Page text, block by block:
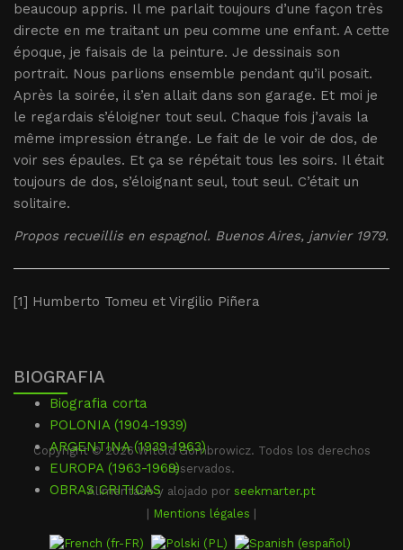
beaucoup appris. Il me parlait toujours d’une façon très
directe en me traitant un peu comme une enfant. A cette
époque, je faisais de la peinture. Je dessinais son
portrait. Nous parlions ensemble pendant qu’il posait.
Après la soirée, il s’en allait dans son garage. Et moi je
le regardais s’éloigner tout seul. Chaque fois j’avais la
même impression étrange. Le fait de le voir de dos, de
voir ses épaules. Et ça se répétait tous les soirs. Il était
toujours de dos, s’éloignant seul, tout seul. C’était un
solitaire.
Propos recueillis en espagnol. Buenos Aires, janvier 1979.
[1] Humberto Tomeu et Virgilio Piñera
BIOGRAFIA
Biografia corta
POLONIA (1904-1939)
ARGENTINA (1939-1963)
EUROPA (1963-1969)
OBRAS CRITICAS
Copyright © 2026 Witold Gombrowicz. Todos los derechos
reservados.
Alimentado y alojado por seekmarter.pt
Mentions légales